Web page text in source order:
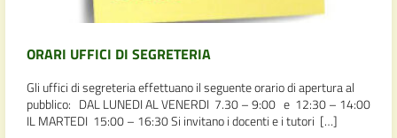
ORARI UFFICI DI SEGRETERIA
Gli uffici di segreteria effettuano il seguente orario di apertura al
pubblico: DAL LUNEDI AL VENERDI 7.30 – 9:00 e 12:30 – 14:00
IL MARTEDI 15:00 – 16:30 Si invitano i docenti e i tutori […]